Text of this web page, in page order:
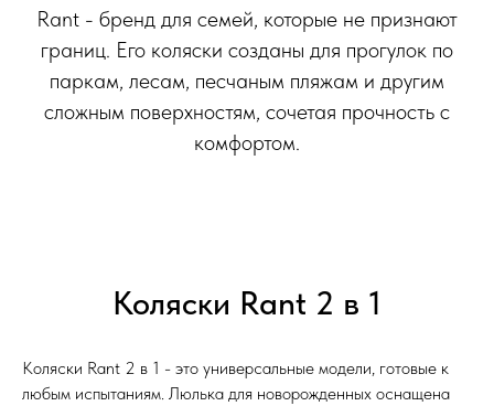
Rant - бренд для семей, которые не признают
границ. Его коляски созданы для прогулок по
паркам, лесам, песчаным пляжам и другим
сложным поверхностям, сочетая прочность с
комфортом.
Коляски Rant 2 в 1
Коляски Rant 2 в 1 - это универсальные модели, готовые к
любым испытаниям. Люлька для новорожденных оснащена